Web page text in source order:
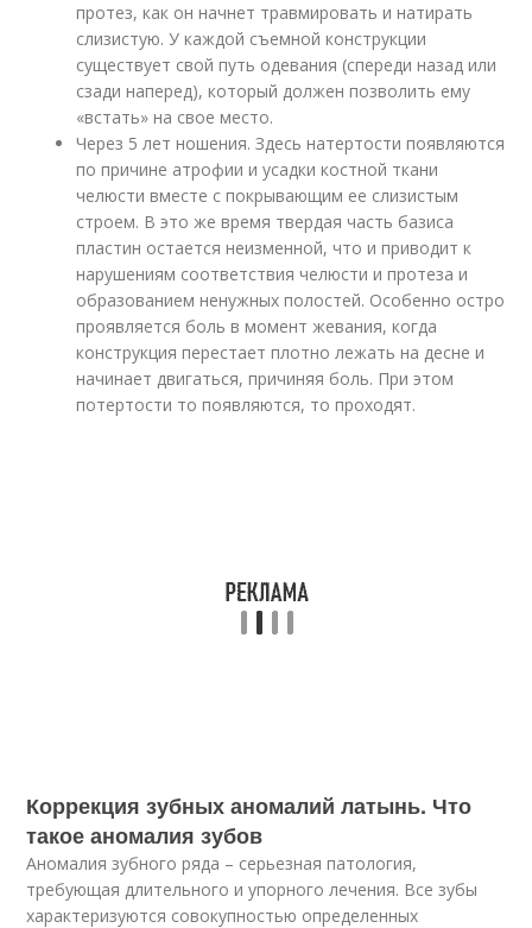
протез, как он начнет травмировать и натирать
слизистую. У каждой съемной конструкции
существует свой путь одевания (спереди назад или
сзади наперед), который должен позволить ему
«встать» на свое место.
Через 5 лет ношения. Здесь натертости появляются
по причине атрофии и усадки костной ткани
челюсти вместе с покрывающим ее слизистым
строем. В это же время твердая часть базиса
пластин остается неизменной, что и приводит к
нарушениям соответствия челюсти и протеза и
образованием ненужных полостей. Особенно остро
проявляется боль в момент жевания, когда
конструкция перестает плотно лежать на десне и
начинает двигаться, причиняя боль. При этом
потертости то появляются, то проходят.
Коррекция зубных аномалий латынь. Что
такое аномалия зубов
Аномалия зубного ряда – серьезная патология,
требующая длительного и упорного лечения. Все зубы
характеризуются совокупностью определенных